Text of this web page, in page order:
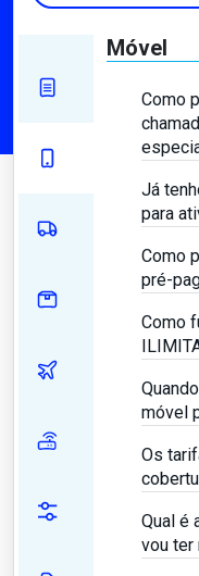
Móvel
Como
Já
para
Como
pré-
Como
móvel
Os
Qual é
vou ter